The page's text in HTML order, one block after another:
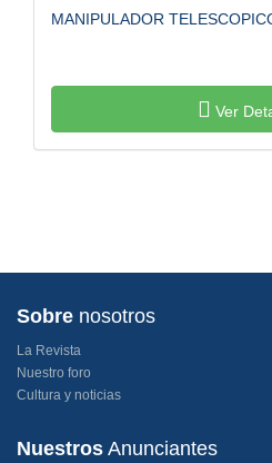
MANIPULADOR
Ver
Sobre nosotros
La Revista
Nuestro foro
Cultura y noticias
Nuestros Anunciantes